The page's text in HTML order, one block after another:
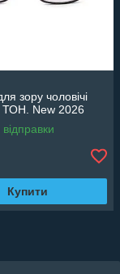
зору чоловічі
ТОН. New 2026
Купити